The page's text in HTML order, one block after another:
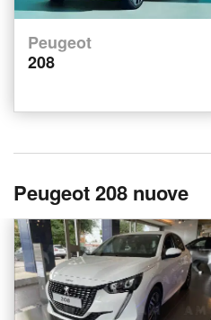
Peugeot
208
Peugeot 208 nuove